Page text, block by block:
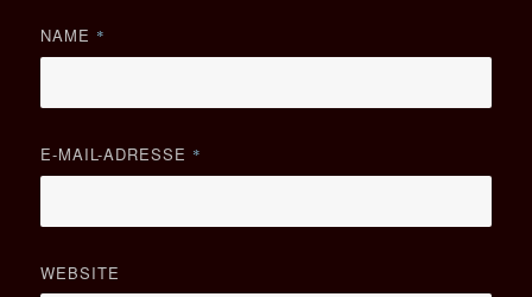
NAME *
E-MAIL-ADRESSE *
WEBSITE